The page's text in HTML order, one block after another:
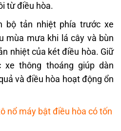
từ điều hòa.
bộ tản nhiệt phía trước xe
mùa mưa khi lá cây và bùn
nhiệt của két điều hòa. Giữ
xe thông thoáng giúp dàn
và điều hòa hoạt động ổn
nổ máy bật điều hòa có tốn